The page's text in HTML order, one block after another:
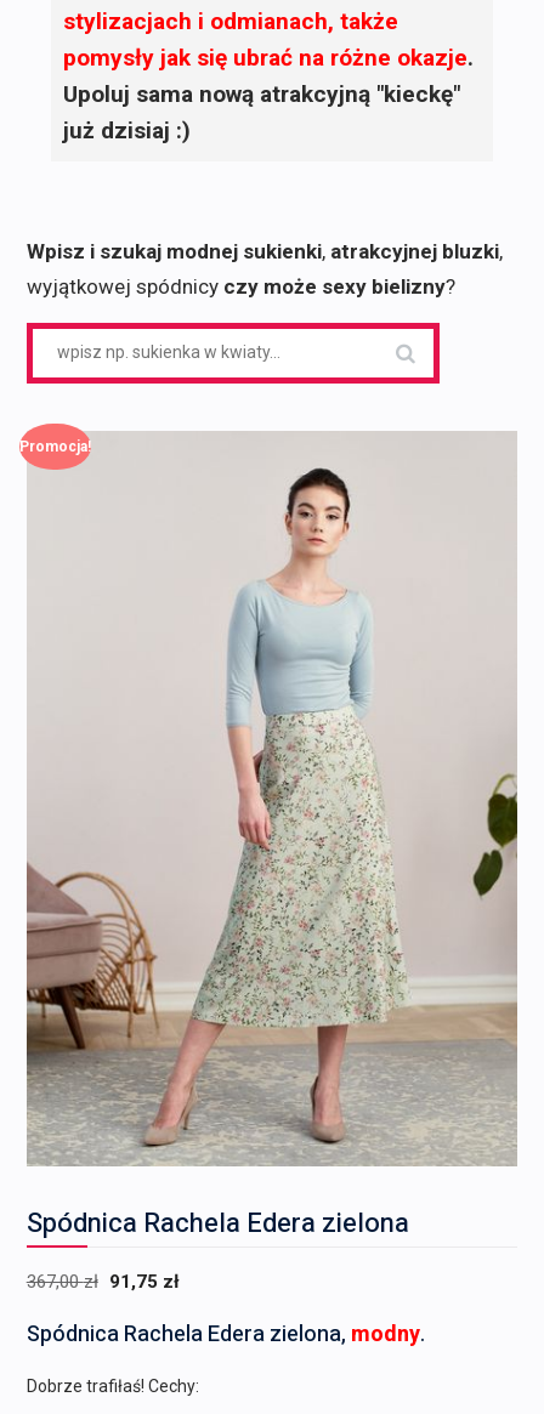
stylizacjach i odmianach, także
pomysły jak się ubrać na różne okazje.
Upoluj sama nową atrakcyjną "kieckę"
już dzisiaj :)
Wpisz i szukaj modnej sukienki, atrakcyjnej bluzki,
wyjątkowej spódnicy czy może sexy bielizny?
Promocja!
Spódnica Rachela Edera zielona
367,00zł Pierwotna
wynosiła:
367,00 zł.
91,75 zł
wynosi:
Spódnica Rachela Edera zielona, modny.
Dobrze trafiłaś! Cechy: